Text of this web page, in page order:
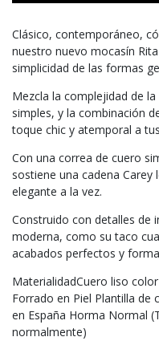
Clásico, contemporáneo,
nuestro nuevo mocasín
simplicidad de las formas
Mezcla la complejidad de
simples, y la combinación
toque chic y atemporal a
Con una correa de cuero
sostiene una cadena
elegante a la vez.
Construido con detalles de
moderna, como su taco
acabados perfectos y
MaterialidadCuero liso
Forrado en Piel Plantilla de
en España Horma Normal
normalmente)